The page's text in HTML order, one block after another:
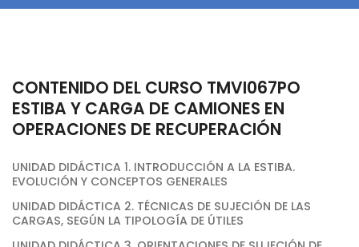
CONTENIDO DEL CURSO TMVI067PO
ESTIBA Y CARGA DE CAMIONES EN
OPERACIONES DE RECUPERACIÓN
UNIDAD DIDÁCTICA 1. INTRODUCCIÓN A LA ESTIBA.
EVOLUCIÓN Y CONCEPTOS GENERALES
UNIDAD DIDÁCTICA 2. TÉCNICAS DE SUJECIÓN DE LAS
CARGAS, SEGÚN LA TIPOLOGÍA DE ÚTILES